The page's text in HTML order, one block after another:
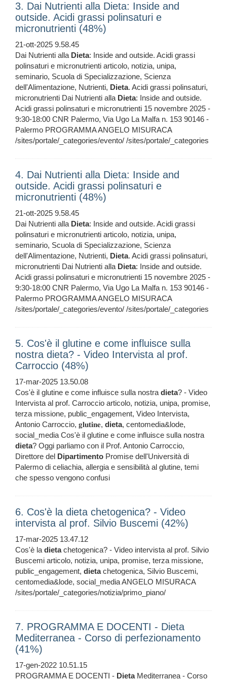
3. Dai Nutrienti alla Dieta: Inside and
outside. Acidi grassi polinsaturi e
micronutrienti (48%)
21-ott-2025 9.58.45
Dai Nutrienti alla Dieta: Inside and outside. Acidi grassi
polinsaturi e micronutrienti articolo, notizia, unipa,
seminario, Scuola di Specializzazione, Scienza
dell'Alimentazione, Nutrienti, Dieta. Acidi grassi polinsaturi,
micronutrienti Dai Nutrienti alla Dieta: Inside and outside.
Acidi grassi polinsaturi e micronutrienti 15 novembre 2025 -
9:30-18:00 CNR Palermo, Via Ugo La Malfa n. 153 90146 -
Palermo PROGRAMMA ANGELO MISURACA
/sites/portale/_categories/evento/ /sites/portale/_categories
4. Dai Nutrienti alla Dieta: Inside and
outside. Acidi grassi polinsaturi e
micronutrienti (48%)
21-ott-2025 9.58.45
Dai Nutrienti alla Dieta: Inside and outside. Acidi grassi
polinsaturi e micronutrienti articolo, notizia, unipa,
seminario, Scuola di Specializzazione, Scienza
dell'Alimentazione, Nutrienti, Dieta. Acidi grassi polinsaturi,
micronutrienti Dai Nutrienti alla Dieta: Inside and outside.
Acidi grassi polinsaturi e micronutrienti 15 novembre 2025 -
9:30-18:00 CNR Palermo, Via Ugo La Malfa n. 153 90146 -
Palermo PROGRAMMA ANGELO MISURACA
/sites/portale/_categories/evento/ /sites/portale/_categories
5. Cos'è il glutine e come influisce sulla
nostra dieta? - Video Intervista al prof.
Carroccio (48%)
17-mar-2025 13.50.08
Cos'è il glutine e come influisce sulla nostradieta? - Video
Intervista al prof. Carroccio articolo, notizia, unipa, promise,
terza missione, public_engagement, Video Intervista,
Antonio Carroccio, 𝐠𝐥𝐮𝐭𝐢𝐧𝐞, dieta, centomedia&lode,
social_media Cos'è il glutine e come influisce sulla nostra
dieta? Oggi parliamo con il Prof. Antonio Carroccio,
Direttore del Dipartimento Promise dell'Università di
Palermo di celiachia, allergia e sensibilità al glutine, temi
che spesso vengono confusi
6. Cos'è la dieta chetogenica? - Video
intervista al prof. Silvio Buscemi (42%)
17-mar-2025 13.47.12
Cos'è ladietachetogenica? - Video intervista al prof. Silvio
Buscemi articolo, notizia, unipa, promise, terza missione,
public_engagement, dietachetogenica, Silvio Buscemi,
centomedia&lode, social_media ANGELO MISURACA
/sites/portale/_categories/notizia/primo_piano/
7. PROGRAMMA E DOCENTI - Dieta
Mediterranea - Corso di perfezionamento
(41%)
17-gen-2022 10.51.15
PROGRAMMA E DOCENTI - DietaMediterranea - Corso